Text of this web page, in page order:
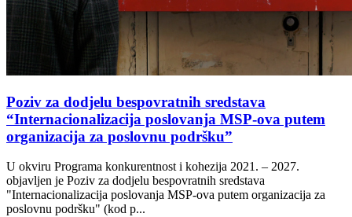
Poziv za dodjelu bespovratnih sredstava
“Internacionalizacija poslovanja MSP-ova putem
organizacija za poslovnu podršku”
U okviru Programa konkurentnost i kohezija 2021. – 2027.
objavljen je Poziv za dodjelu bespovratnih sredstava
"Internacionalizacija poslovanja MSP-ova putem organizacija za
poslovnu podršku" (kod p...